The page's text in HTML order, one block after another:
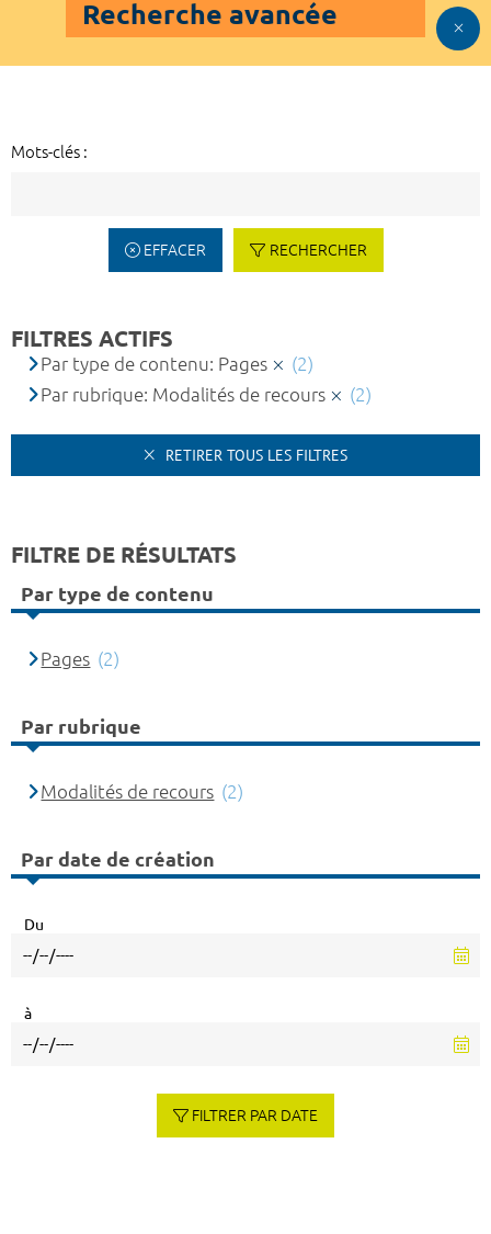
Recherche avancée
Mots-clés :
EFFACER RECHERCHER
FILTRES ACTIFS
Par type de contenu: Pages
(2)
Par rubrique: Modalités de recours
(2)
RETIRER TOUS LES FILTRES
FILTRE DE RÉSULTATS
Par type de contenu
Pages (2)
Par rubrique
Modalités de recours (2)
Par date de création
Du
à
FILTRER PAR DATE